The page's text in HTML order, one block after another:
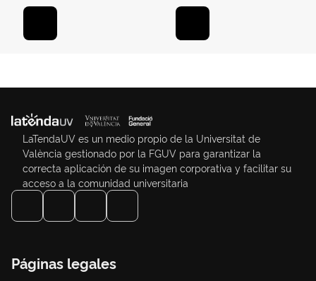
LaTendaUV es un medio propio de la Universitat de
València gestionado por la FGUV para garantizar la
correcta aplicación de su imagen corporativa y facilitar su
acceso a la comunidad universitaria
Páginas legales